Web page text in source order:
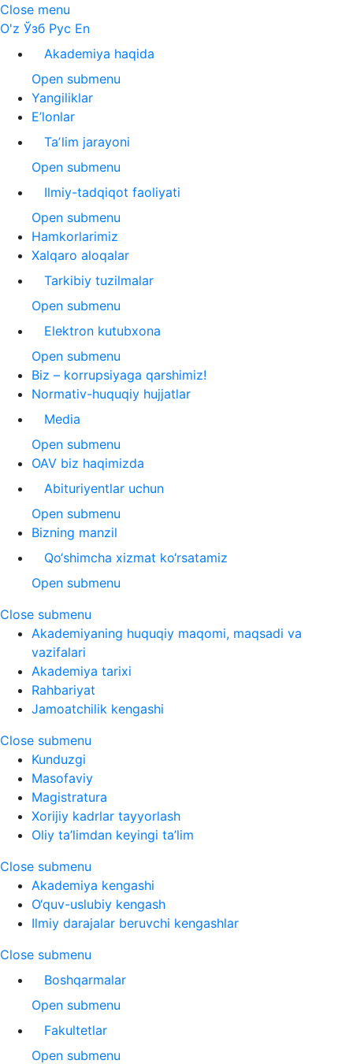
Close menu
O'z Ўзб Рус En
Akademiya haqida
Open submenu
Yangiliklar
E’lonlar
Taʼlim jarayoni
Open submenu
Ilmiy-tadqiqot faoliyati
Open submenu
Hamkorlarimiz
Xalqaro aloqalar
Tarkibiy tuzilmalar
Open submenu
Elektron kutubxona
Open submenu
Biz – korrupsiyaga qarshimiz!
Normativ-huquqiy hujjatlar
Media
Open submenu
OAV biz haqimizda
Abituriyentlar uchun
Open submenu
Bizning manzil
Qo‘shimcha xizmat ko‘rsatamiz
Open submenu
Close submenu
Akademiyaning huquqiy maqomi, maqsadi va
vazifalari
Akademiya tarixi
Rahbariyat
Jamoatchilik kengashi
Close submenu
Kunduzgi
Masofaviy
Magistratura
Xorijiy kadrlar tayyorlash
Oliy ta’limdan keyingi ta’lim
Close submenu
Akademiya kengashi
O‘quv-uslubiy kengash
Ilmiy darajalar beruvchi kengashlar
Close submenu
Boshqarmalar
Open submenu
Fakultetlar
Open submenu